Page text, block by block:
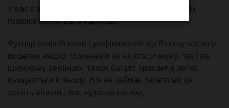
У вас є можливість замовлення футлярів зі своїм
гравіюванням від 5 одиниць.
Футляр розроблений і уніфікований під більшу частину
моделей наших годинників як на класичному, так і на
широкому ремінцях, також багато браслетів легко
вміщаються в ньому. Він не займає багато місця,
досить міцний і має чудовий вигляд.